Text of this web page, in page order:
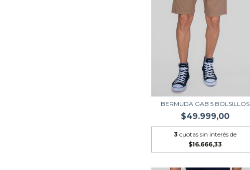
BERMUDA GAB 5 BOLSILLOS
$49.999,00
3 cuotas sin interés de
$16.666,33